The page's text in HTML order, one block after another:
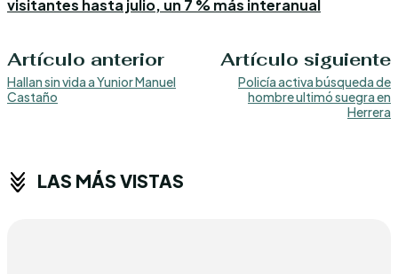
visitantes hasta julio, un 7 % más interanual
Artículo anterior
Hallan sin vida a Yunior Manuel
Castaño
Artículo siguiente
Policía activa búsqueda de
hombre ultimó suegra en
Herrera
LAS MÁS VISTAS